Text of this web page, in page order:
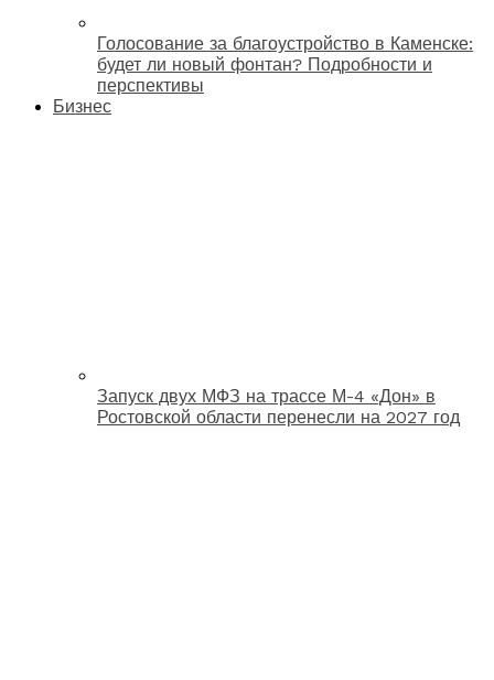
Голосование за благоустройство в Каменске:
будет ли новый фонтан? Подробности и
перспективы
Бизнес
Запуск двух МФЗ на трассе М-4 «Дон» в
Ростовской области перенесли на 2027 год